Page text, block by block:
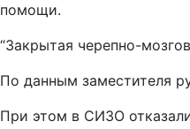
помощи.
“Закрытая черепно-
По данным заместителя
При этом в СИЗО